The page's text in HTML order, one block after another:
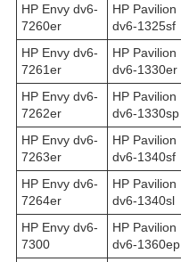
HP Envy dv6-
7260er
HP Pavilion
dv6-1325sf
HP Envy dv6-
7261er
HP Pavilion
dv6-1330er
HP Envy dv6-
7262er
HP Pavilion
dv6-1330sp
HP Envy dv6-
7263er
HP Pavilion
dv6-1340sf
HP Envy dv6-
7264er
HP Pavilion
dv6-1340sl
HP Envy dv6-
7300
HP Pavilion
dv6-1360ep